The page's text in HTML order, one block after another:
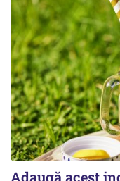
Adaugă acest